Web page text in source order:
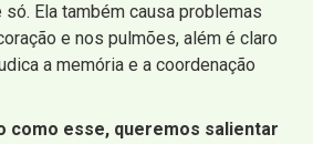
Ela também causa problemas
e nos pulmões, além é claro
a memória e a coordenação
como esse, queremos salientar